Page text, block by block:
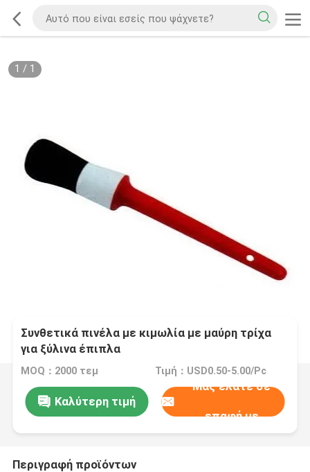
1 / 1
Συνθετικά πινέλα με κιμωλία με μαύρη τρίχα
για ξύλινα έπιπλα
MOQ：2000 τεμ Τιμή：USD0.50-5.00/Pc
Καλύτερη τιμή
Μας ελάτε σε
επαφή με
Περιγραφή προϊόντων